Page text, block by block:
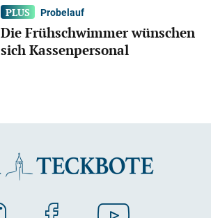
Probelauf
Die Frühschwimmer wünschen
sich Kassenpersonal